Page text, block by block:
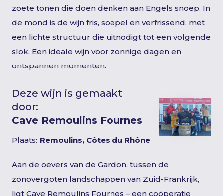
zoete tonen die doen denken aan Engels snoep. In
de mond is de wijn fris, soepel en verfrissend, met
een lichte structuur die uitnodigt tot een volgende
slok. Een ideale wijn voor zonnige dagen en
ontspannen momenten.
Deze wijn is gemaakt
door:
Cave Remoulins Fournes
Plaats: Remoulins, Côtes du Rhône
Aan de oevers van de Gardon, tussen de
zonovergoten landschappen van Zuid-Frankrijk,
ligt Cave Remoulins Fournes – een coöperatie